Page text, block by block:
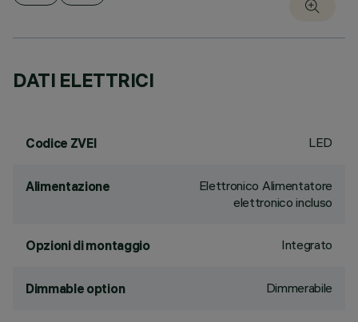
DATI ELETTRICI
Codice ZVEI LED
Alimentazione
Elettronico Alimentatore
elettronico incluso
Opzioni di montaggio Integrato
Dimmable option Dimmerabile